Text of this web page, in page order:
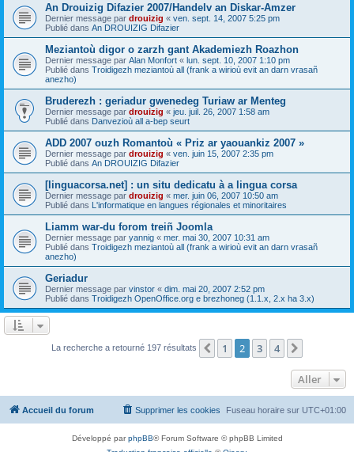
An Drouizig Difazier 2007/Handelv an Diskar-Amzer
Dernier message par drouizig « ven. sept. 14, 2007 5:25 pm
Publié dans An DROUIZIG Difazier
Meziantoù digor o zarzh gant Akademiezh Roazhon
Dernier message par Alan Monfort « lun. sept. 10, 2007 1:10 pm
Publié dans Troidigezh meziantoù all (frank a wirioù evit an darn vrasañ
anezho)
Bruderezh : geriadur gwenedeg Turiaw ar Menteg
Dernier message par drouizig « jeu. juil. 26, 2007 1:58 am
Publié dans Danvezioù all a-bep seurt
ADD 2007 ouzh Romantoù « Priz ar yaouankiz 2007 »
Dernier message par drouizig « ven. juin 15, 2007 2:35 pm
Publié dans An DROUIZIG Difazier
[linguacorsa.net] : un situ dedicatu à a lingua corsa
Dernier message par drouizig « mer. juin 06, 2007 10:50 am
Publié dans L'informatique en langues régionales et minoritaires
Liamm war-du forom treiñ Joomla
Dernier message par yannig « mer. mai 30, 2007 10:31 am
Publié dans Troidigezh meziantoù all (frank a wirioù evit an darn vrasañ
anezho)
Geriadur
Dernier message par vinstor « dim. mai 20, 2007 2:52 pm
Publié dans Troidigezh OpenOffice.org e brezhoneg (1.1.x, 2.x ha 3.x)
La recherche a retourné 197 résultats Précédent
1 2 3 4
Aller
Accueil du forum Fuseau horaire sur UTC+01:00
Supprimer les cookies
Développé parphpBB® Forum Software © phpBB Limited